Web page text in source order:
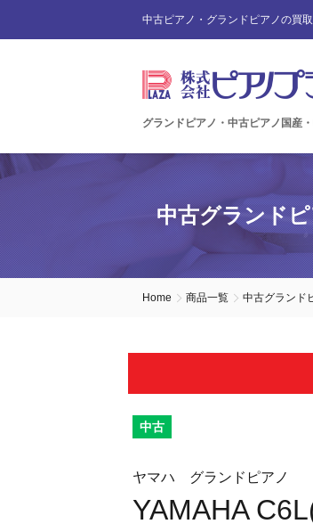
中古ピアノ・グランドピアノの買
グランドピアノ・中古ピアノ国産
中古グランド
Home 商品一覧 中古グランド
中古
ヤマハ グランドピアノ
YAMAHA